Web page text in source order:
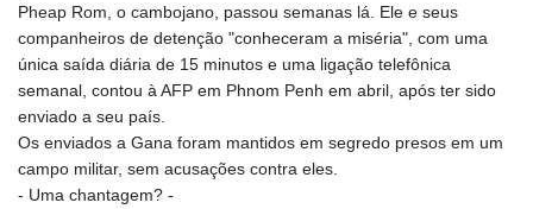
BSD 1.154364
BTN 109.858653
BWP 15.612571
BYN 3.417782
BZD 2.321631
CAD 1.616319
Pheap Rom, o cambojano, passou semanas lá. Ele e seus
companheiros de detenção "conheceram a miséria", com uma
única saída diária de 15 minutos e uma ligação telefônica
semanal, contou à AFP em Phnom Penh em abril, após ter sido
enviado a seu país.
Os enviados a Gana foram mantidos em segredo presos em um
campo militar, sem acusações contra eles.
- Uma chantagem? -